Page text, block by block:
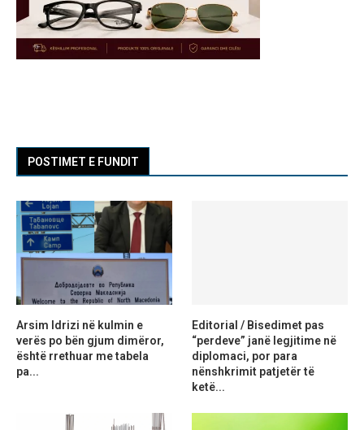
POSTIMET E FUNDIT
Arsim Idrizi në kulmin e
verës po bën gjum dimëror,
është rrethuar me tabela
pa...
Editorial / Bisedimet pas
“perdeve” janë legjitime në
diplomaci, por para
nënshkrimit patjetër të
ketë...